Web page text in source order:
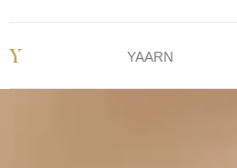
Y YAARN